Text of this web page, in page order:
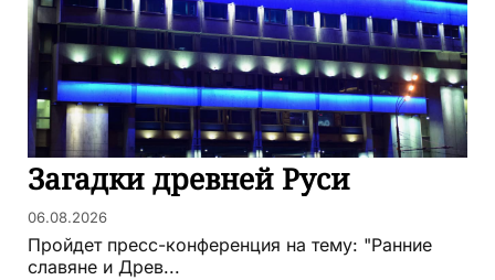
Загадки древней Руси
06.08.2026
Пройдет пресс-конференция на тему: "Ранние
славяне и Древ...